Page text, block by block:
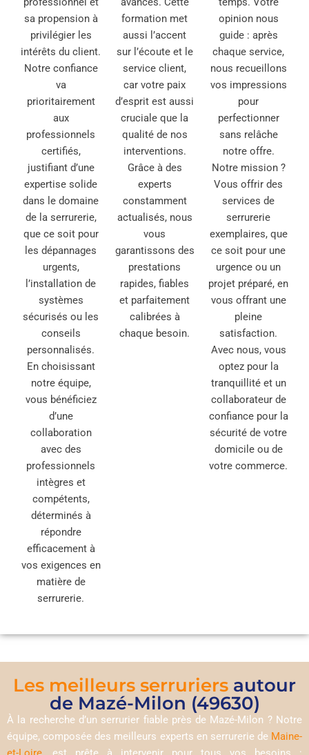
sa propension à
privilégier les
intérêts du client.
Notre confiance
va
prioritairement
aux
professionnels
certifiés,
justifiant d’une
expertise solide
dans le domaine
de la serrurerie,
que ce soit pour
les dépannages
urgents,
l’installation de
systèmes
sécurisés ou les
conseils
personnalisés.
En choisissant
notre équipe,
vous bénéficiez
d’une
collaboration
avec des
professionnels
intègres et
compétents,
déterminés à
répondre
efficacement à
vos exigences en
matière de
serrurerie.
formation met
aussi l’accent
sur l’écoute et le
service client,
car votre paix
d’esprit est aussi
cruciale que la
qualité de nos
interventions.
Grâce à des
experts
constamment
actualisés, nous
vous
garantissons des
prestations
rapides, fiables
et parfaitement
calibrées à
chaque besoin.
opinion nous
guide : après
chaque service,
nous recueillons
vos impressions
pour
perfectionner
sans relâche
notre offre.
Notre mission ?
Vous offrir des
services de
serrurerie
exemplaires, que
ce soit pour une
urgence ou un
projet préparé, en
vous offrant une
pleine
satisfaction.
Avec nous, vous
optez pour la
tranquillité et un
collaborateur de
confiance pour la
sécurité de votre
domicile ou de
votre commerce.
Les meilleurs serruriers autour
de Mazé-Milon (49630)
À la recherche d’un serrurier fiable près de Mazé-Milon ? Notre
équipe, composée des meilleurs experts en serrurerie de Maine-